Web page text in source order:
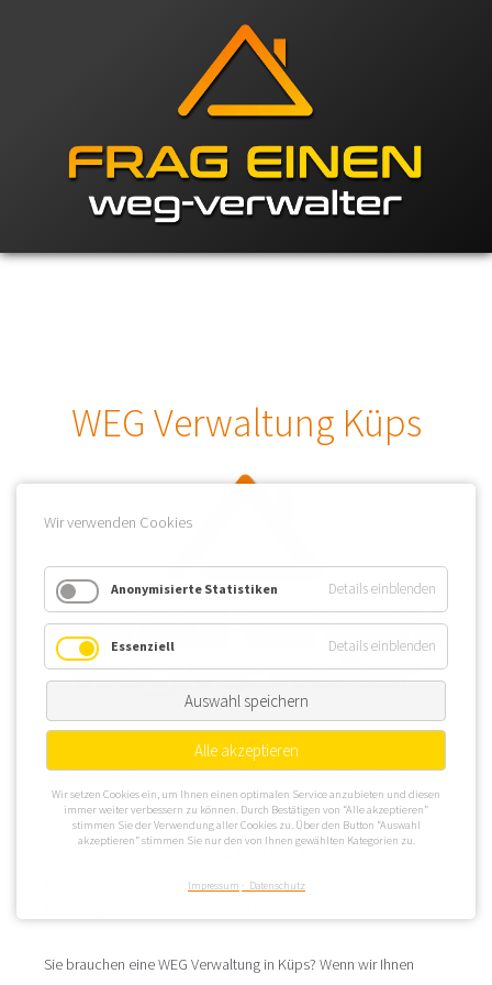
WEG Verwaltung Küps
Im Landkreis Kronach liegt Küps in der Südspitze. Über die
Bundesstraßen B 173 und B 303 kann eine WEG Verwaltung die
Immobilien in Küps gut erreichen. In den Ortsteilen von Küps wie
Eckertsruh oder Hummenberg kann eine WEG Verwaltung
genauso interessante Immobilien entdecken wie in
Sie brauchen eine WEG Verwaltung in Küps? Wenn wir Ihnen
Wir verwenden Cookies
Anonymisierte Statistiken Details einblenden
Essenziell Details einblenden
Auswahl speichern
Alle akzeptieren
Wir setzen Cookies ein, um Ihnen einen optimalen Service anzubieten und diesen
immer weiter verbessern zu können. Durch Bestätigen von “Alle akzeptieren”
stimmen Sie der Verwendung aller Cookies zu. Über den Button “Auswahl
akzeptieren” stimmen Sie nur den von Ihnen gewählten Kategorien zu.
Impressum Datenschutz